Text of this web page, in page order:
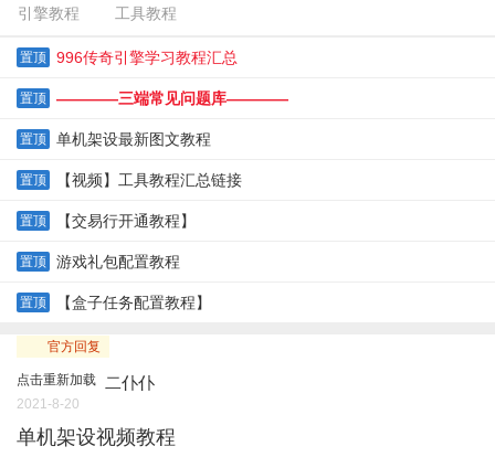
引擎教程 工具教程
置顶 996传奇引擎学习教程汇总
置顶 ————三端常见问题库————
置顶 单机架设最新图文教程
置顶 【视频】工具教程汇总链接
置顶 【交易行开通教程】
置顶 游戏礼包配置教程
置顶 【盒子任务配置教程】
官方回复
点击重新加载 二仆仆
2021-8-20
单机架设视频教程